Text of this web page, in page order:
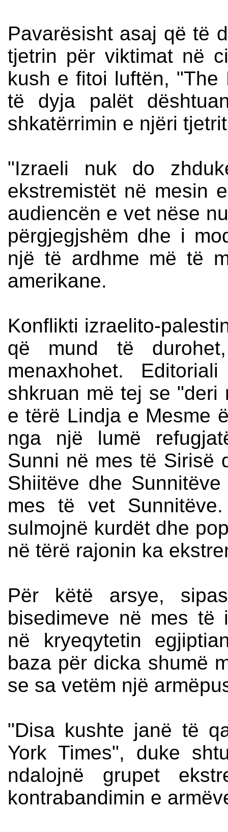
Pavarësisht asaj që të
tjetrin për viktimat në
kush e fitoi luftën, "The
të dyja palët
shkatërrimin e njëri
"Izraeli nuk do
ekstremistët në mesin
audiencën e vet nëse
përgjegjshëm dhe i
një të ardhme më të
amerikane.
Konflikti izraelito-
që mund të
menaxhohet.
shkruan më tej se "deri
e tërë Lindja e Mesme
nga një lumë
Sunni në mes të Sirisë
Shiitëve dhe
mes të vet
sulmojnë kurdët dhe
në tërë rajonin ka
Për këtë arsye,
bisedimeve në mes të
në kryeqytetin
baza për dicka shumë
se sa vetëm një
"Disa kushte janë të
York Times", duke
ndalojnë grupet
kontrabandimin e